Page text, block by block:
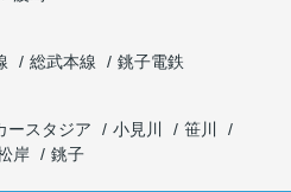
総武本線
銚子電鉄
ースタジア 小見川
笹川
岸 銚子